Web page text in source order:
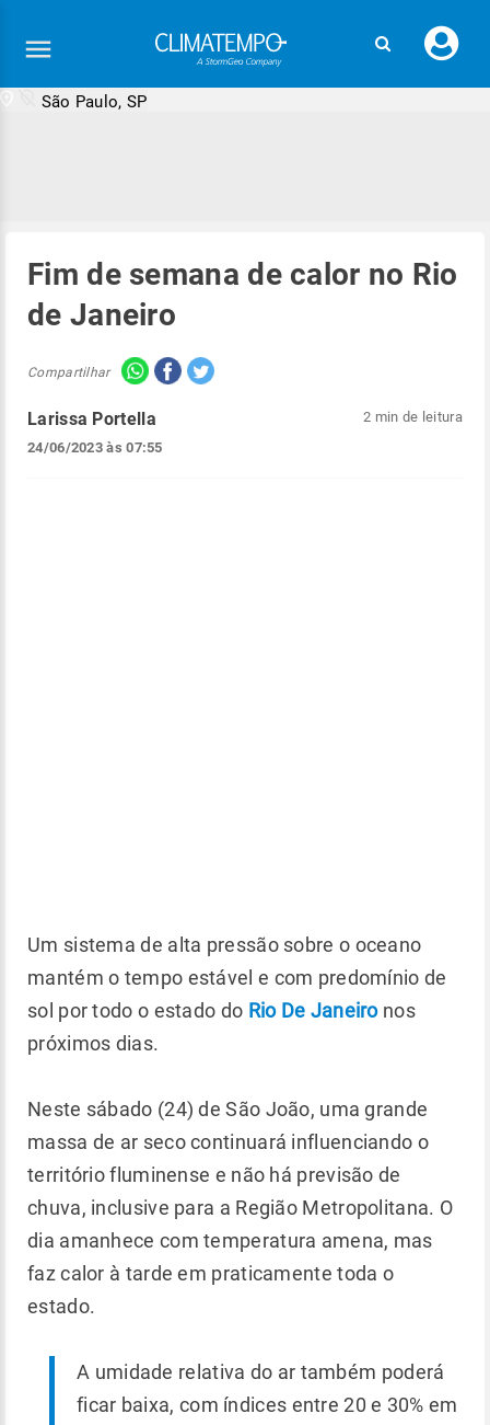
seu
São Paulo, SP
Fim de semana de calor no Rio
de Janeiro
Compartilhar
Larissa Portella
24/06/2023 às 07:55
2 min de leitura
Um sistema de alta pressão sobre o oceano
mantém o tempo estável e com predomínio de
sol por todo o estado do Rio De Janeironos
próximos dias.
Neste sábado (24) de São João, uma grande
massa de ar seco continuará influenciando o
território fluminense e não há previsão de
chuva, inclusive para a Região Metropolitana. O
dia amanhece com temperatura amena, mas
faz calor à tarde em praticamente toda o
estado.
A umidade relativa do ar também poderá
ficar baixa, com índices entre 20 e 30% em